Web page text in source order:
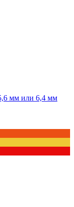
мм или 6,4 мм